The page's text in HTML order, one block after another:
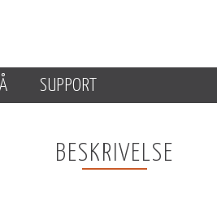
SUPPORT
BESKRIVELSE